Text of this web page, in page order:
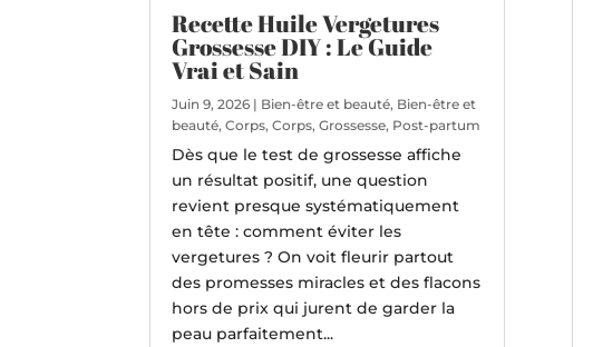
Recette Huile Vergetures
Grossesse DIY : Le Guide
Vrai et Sain
Juin 9, 2026 | Bien-être et beauté, Bien-être et
beauté,Corps,Corps,Grossesse, Post-partum
Dès que le test de grossesse affiche
un résultat positif, une question
revient presque systématiquement
en tête : comment éviter les
vergetures ? On voit fleurir partout
des promesses miracles et des flacons
hors de prix qui jurent de garder la
peau parfaitement...